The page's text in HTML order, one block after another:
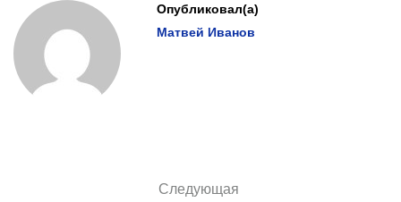
Опубликовал(а)
Матвей Иванов
Следующая